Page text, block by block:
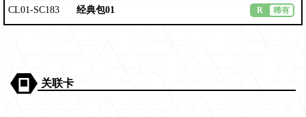
CL01-SC183
经典包01 R 稀有
关联卡